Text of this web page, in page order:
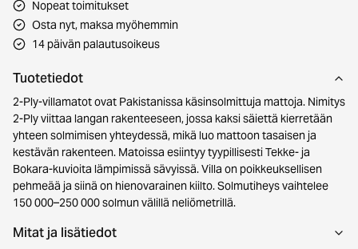
Nopeat toimitukset
Osta nyt, maksa myöhemmin
14 päivän palautusoikeus
Tuotetiedot
2-Ply-villamatot ovat Pakistanissa käsinsolmittuja mattoja. Nimitys
2-Ply viittaa langan rakenteeseen, jossa kaksi säiettä kierretään
yhteen solmimisen yhteydessä, mikä luo mattoon tasaisen ja
kestävän rakenteen. Matoissa esiintyy tyypillisesti Tekke- ja
Bokara-kuvioita lämpimissä sävyissä. Villa on poikkeuksellisen
pehmeää ja siinä on hienovarainen kiilto. Solmutiheys vaihtelee
150 000–250 000 solmun välillä neliömetrillä.
Mitat ja lisätiedot